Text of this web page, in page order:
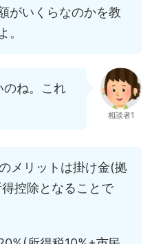
がいくらなのかを教
。
のね。これ
相談者1
メリットは掛け金(拠
控除となることで